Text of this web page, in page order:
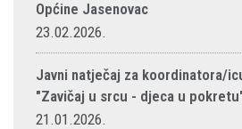
Općine Jasenovac
23.02.2026.
Javni natječaj za koordinatora/
"Zavičaj u srcu - djeca u
21.01.2026.